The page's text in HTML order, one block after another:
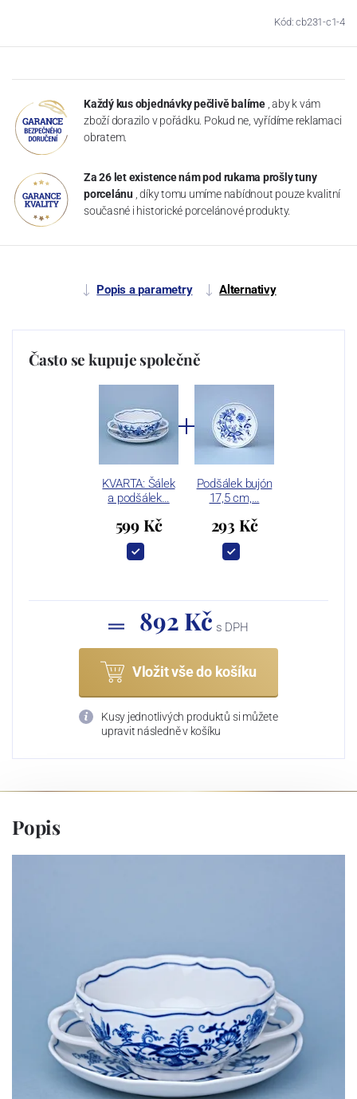
Kód: cb231-c1-4
Každý kus objednávky pečlivě balíme , aby k vám
zboží dorazilo v pořádku. Pokud ne, vyřídíme reklamaci
obratem.
Za 26 let existence nám pod rukama prošly tuny
porcelánu , díky tomu umíme nabídnout pouze kvalitní
současné i historické porcelánové produkty.
Popis a parametry Alternativy
Často se kupuje společně
KVARTA: Šálek
a podšálek…
599 Kč
Podšálek bujón
17,5 cm,…
293 Kč
892 Kč s DPH
Vložit vše do košíku
Kusy jednotlivých produktů si můžete
upravit následně v košíku
Popis